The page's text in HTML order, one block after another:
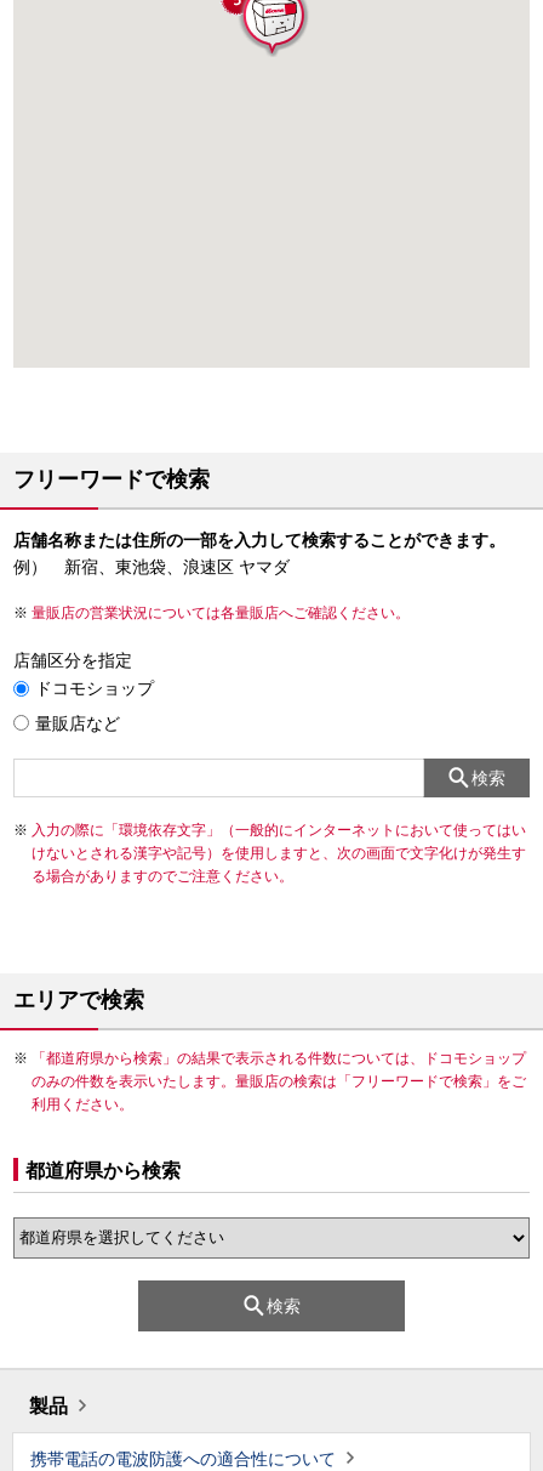
フリーワードで検索
店舗名称または住所の一部を入力して検索することができます。
例） 新宿、東池袋、浪速区 ヤマダ
量販店の営業状況については各量販店へご確認ください。
店舗区分を指定
ドコモショップ
量販店など
検索
入力の際に「環境依存文字」（一般的にインターネットにおいて使ってはい
けないとされる漢字や記号）を使用しますと、次の画面で文字化けが発生す
る場合がありますのでご注意ください。
エリアで検索
「都道府県から検索」の結果で表示される件数については、ドコモショップ
のみの件数を表示いたします。量販店の検索は「フリーワードで検索」をご
利用ください。
都道府県から検索
検索
製品
携帯電話の電波防護への適合性について